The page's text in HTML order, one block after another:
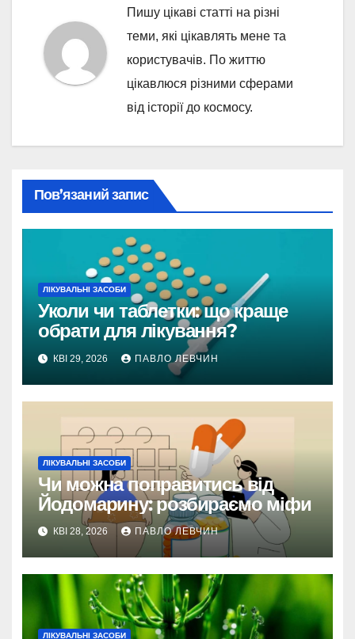
Пишу цікаві статті на різні
теми, які цікавлять мене та
користувачів. По життю
цікавлюся різними сферами
від історії до космосу.
Пов’язаний запис
ЛІКУВАЛЬНІ ЗАСОБИ
Уколи чи таблетки: що краще
обрати для лікування?
КВІ 29, 2026 ПАВЛО ЛЕВЧИН
ЛІКУВАЛЬНІ ЗАСОБИ
Чи можна поправитись від
Йодомарину: розбираємо міфи
КВІ 28, 2026 ПАВЛО ЛЕВЧИН
ЛІКУВАЛЬНІ ЗАСОБИ